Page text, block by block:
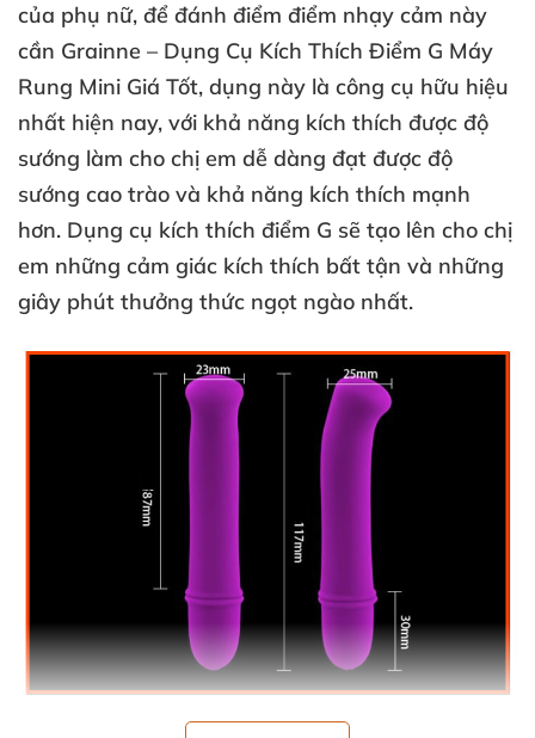
của phụ nữ, để đánh điểm điểm nhạy cảm này
cần Grainne – Dụng Cụ Kích Thích Điểm G Máy
Rung Mini Giá Tốt, dụng này là công cụ hữu hiệu
nhất hiện nay, với khả năng kích thích được độ
sướng làm cho chị em dễ dàng đạt được độ
sướng cao trào và khả năng kích thích mạnh
hơn. Dụng cụ kích thích điểm G sẽ tạo lên cho chị
em những cảm giác kích thích bất tận và những
giây phút thưởng thức ngọt ngào nhất.